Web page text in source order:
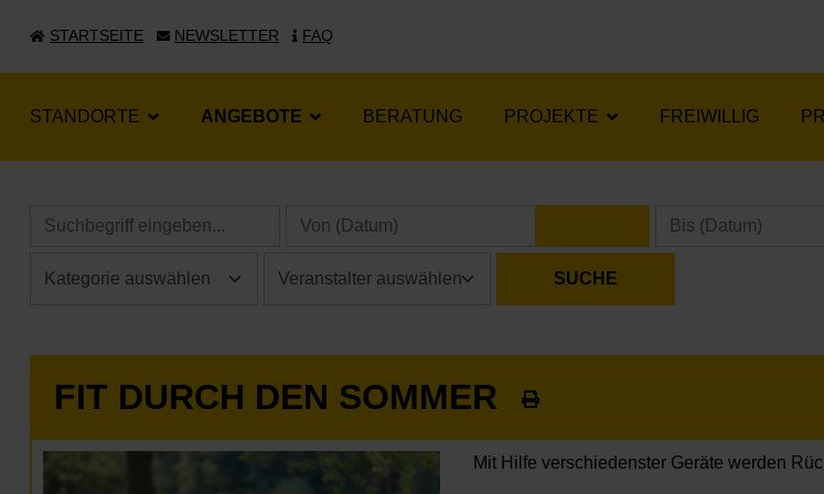
STARTSEITE NEWSLETTER FAQ
STANDORTE ANGEBOTE BERATUNG PROJEKTE FREIWILLIG
KALENDER ÖFFNEN
FIT DURCH DEN SOMMER
Mit Hilfe verschiedenster Geräte werden